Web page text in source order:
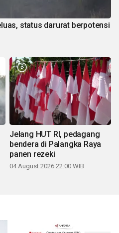
status darurat berpotensi
Jelang HUT RI, pedagang
bendera di Palangka Raya
panen rezeki
04 August 2026 22:00 WIB